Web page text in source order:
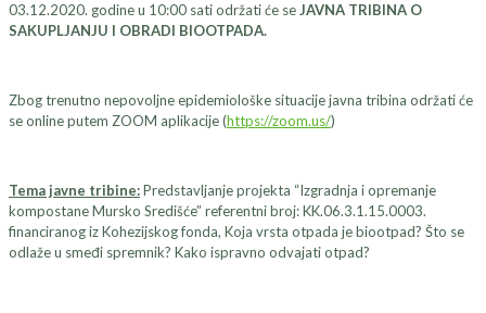
03.12.2020. godine u 10:00 sati održati će seJAVNA TRIBINA O
SAKUPLJANJU I OBRADI BIOOTPADA.
Zbog trenutno nepovoljne epidemiološke situacije javna tribina održati će
se online putem ZOOM aplikacije (https://zoom.us/)
Tema javne tribine:Predstavljanje projekta “Izgradnja i opremanje
kompostane Mursko Središće” referentni broj: KK.06.3.1.15.0003.
financiranog iz Kohezijskog fonda, Koja vrsta otpada je biootpad? Što se
odlaže u smeđi spremnik? Kako ispravno odvajati otpad?